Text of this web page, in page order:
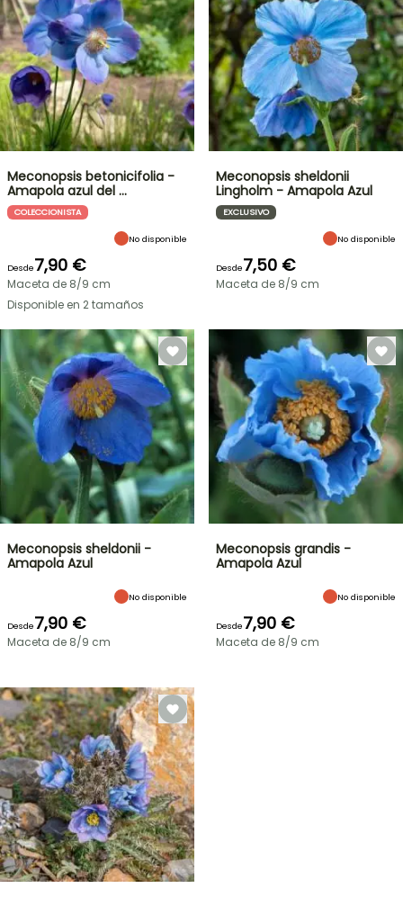
Meconopsis betonicifolia -
Amapola azul del …
COLECCIONISTA
No disponible
Desde7,90 €
Maceta de 8/9 cm
Disponible en 2 tamaños
Meconopsis sheldonii
Lingholm - Amapola Azul
EXCLUSIVO
No disponible
Desde7,50 €
Maceta de 8/9 cm
Meconopsis sheldonii -
Amapola Azul
No disponible
Desde7,90 €
Maceta de 8/9 cm
Meconopsis grandis -
Amapola Azul
No disponible
Desde7,90 €
Maceta de 8/9 cm